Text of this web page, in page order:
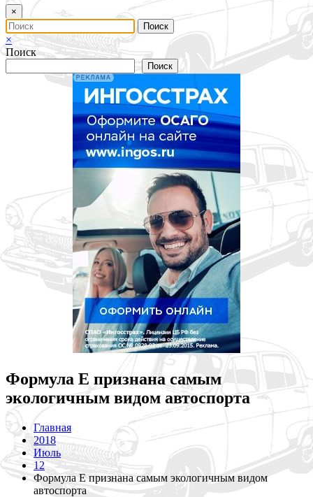
×
×
Поиск
Поиск
Формула E признана самым
экологичным видом автоспорта
Главная
2018
Июль
12
Формула E признана самым экологичным видом
автоспорта